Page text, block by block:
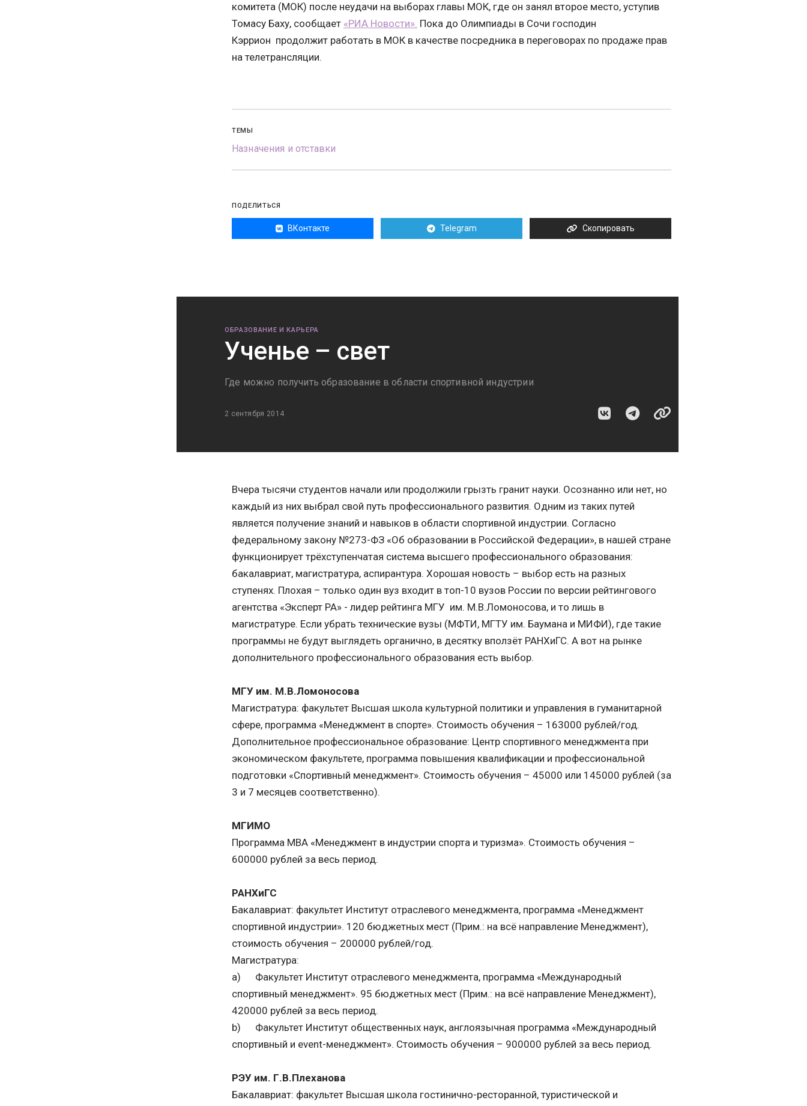
комитета (МОК) после неудачи на выборах главы МОК, где он занял второе место, уступив
Томасу Баху, сообщает «РИА Новости». Пока до Олимпиады в Сочи господин
Кэррион продолжит работать в МОК в качестве посредника в переговорах по продаже прав
на телетрансляции.
ТЕМЫ
Назначения и отставки
ПОДЕЛИТЬСЯ
ВКонтакте Telegram Скопировать
ОБРАЗОВАНИЕ И КАРЬЕРА
Ученье – свет
Где можно получить образование в области спортивной индустрии
2 сентября 2014
Вчера тысячи студентов начали или продолжили грызть гранит науки. Осознанно или нет, но
каждый из них выбрал свой путь профессионального развития. Одним из таких путей
является получение знаний и навыков в области спортивной индустрии. Согласно
федеральному закону №273-ФЗ «Об образовании в Российской Федерации», в нашей стране
функционирует трёхступенчатая система высшего профессионального образования:
бакалавриат, магистратура, аспирантура. Хорошая новость – выбор есть на разных
ступенях. Плохая – только один вуз входит в топ-10 вузов России по версии рейтингового
агентства «Эксперт РА» - лидер рейтинга МГУ им. М.В.Ломоносова, и то лишь в
магистратуре. Если убрать технические вузы (МФТИ, МГТУ им. Баумана и МИФИ), где такие
программы не будут выглядеть органично, в десятку вползёт РАНХиГС. А вот на рынке
дополнительного профессионального образования есть выбор.
МГУ им. М.В.Ломоносова
Магистратура: факультет Высшая школа культурной политики и управления в гуманитарной
сфере, программа «Менеджмент в спорте». Стоимость обучения – 163000 рублей/год.
Дополнительное профессиональное образование: Центр спортивного менеджмента при
экономическом факультете, программа повышения квалификации и профессиональной
подготовки «Спортивный менеджмент». Стоимость обучения – 45000 или 145000 рублей (за
3 и 7 месяцев соответственно).
МГИМО
Программа MBA «Менеджмент в индустрии спорта и туризма». Стоимость обучения –
600000 рублей за весь период.
РАНХиГС
Бакалавриат: факультет Институт отраслевого менеджмента, программа «Менеджмент
спортивной индустрии». 120 бюджетных мест (Прим.: на всё направление Менеджмент),
стоимость обучения – 200000 рублей/год.
Магистратура:
a) Факультет Институт отраслевого менеджмента, программа «Международный
спортивный менеджмент». 95 бюджетных мест (Прим.: на всё направление Менеджмент),
420000 рублей за весь период.
b) Факультет Институт общественных наук, англоязычная программа «Международный
спортивный и event-менеджмент». Стоимость обучения – 900000 рублей за весь период.
РЭУ им. Г.В.Плеханова
Бакалавриат: факультет Высшая школа гостинично-ресторанной, туристической и